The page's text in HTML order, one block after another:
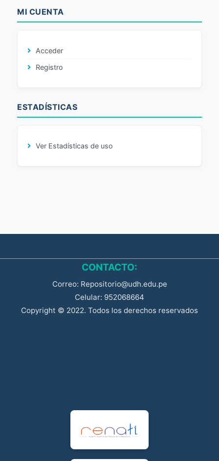
MI CUENTA
Acceder
Registro
ESTADÍSTICAS
Ver Estadísticas de uso
CONTACTO:
Correo: Repositorio@udh.edu.pe
Celular: 952068664
Copyright © 2022. Todos los derechos reservados